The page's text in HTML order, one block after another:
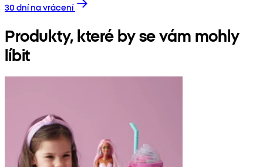
30 dní na vrácení
Produkty, které by se vám mohly
líbit